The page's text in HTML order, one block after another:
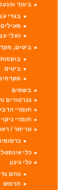
ביגוד
בגדי
מעילים
נעלי
ביטים,
בוקסות
ביטים
בשמים
גנרטורים
חומרי
חומרי ניקוי
טרימר /
כלי
כלי גינון
גוזם
חרמש